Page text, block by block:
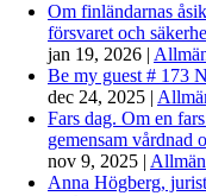
Om finländarnas
försvaret och
jan 19, 2026 |
Be my guest # 173
dec 24, 2025 |
Fars dag. Om en
gemensam vårdnad
nov 9, 2025 |
Anna Högberg,